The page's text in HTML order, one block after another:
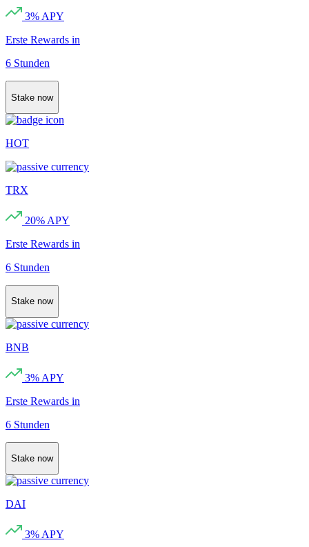
3% APY
Erste Rewards in
6 Stunden
Stake now
HOT
TRX
20% APY
Erste Rewards in
6 Stunden
Stake now
BNB
3% APY
Erste Rewards in
6 Stunden
Stake now
DAI
3% APY